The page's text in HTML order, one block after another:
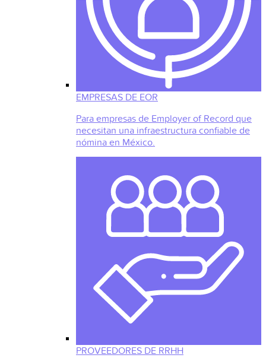
EMPRESAS DE EOR
Para empresas de Employer of Record que
necesitan una infraestructura confiable de
nómina en México.
PROVEEDORES DE RRHH